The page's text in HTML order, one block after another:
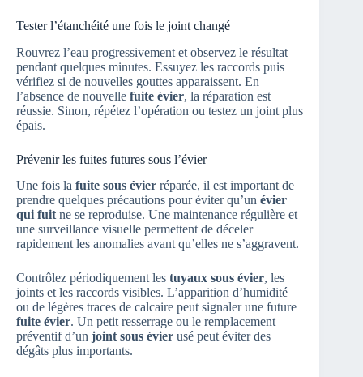
Tester l’étanchéité une fois le joint changé
Rouvrez l’eau progressivement et observez le résultat
pendant quelques minutes. Essuyez les raccords puis
vérifiez si de nouvelles gouttes apparaissent. En
l’absence de nouvelle fuite évier, la réparation est
réussie. Sinon, répétez l’opération ou testez un joint plus
épais.
Prévenir les fuites futures sous l’évier
Une fois la fuite sous évier réparée, il est important de
prendre quelques précautions pour éviter qu’un évier
qui fuit ne se reproduise. Une maintenance régulière et
une surveillance visuelle permettent de déceler
rapidement les anomalies avant qu’elles ne s’aggravent.
Contrôlez périodiquement les tuyaux sous évier, les
joints et les raccords visibles. L’apparition d’humidité
ou de légères traces de calcaire peut signaler une future
fuite évier. Un petit resserrage ou le remplacement
préventif d’un joint sous évier usé peut éviter des
dégâts plus importants.